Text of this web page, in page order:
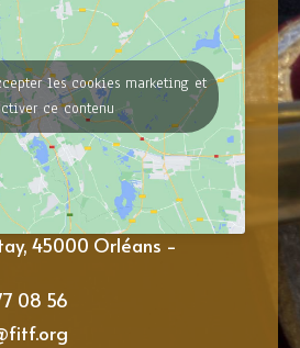
les cookies marketing et
ce contenu
45000 Orléans -
08 56